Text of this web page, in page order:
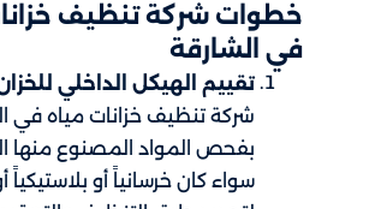
خطوات شركة تنظيف
في الشارقة
تقييم الهيكل الداخلي
شركة تنظيف خزانات مياه في
بفحص المواد المصنوع منها
سواء كان خرسانياً أو بلاستيكياً